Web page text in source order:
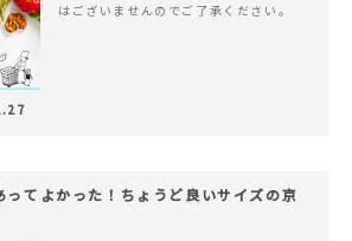
はございませんのでご了承ください。
ってよかった！ちょうど良いサイズの京